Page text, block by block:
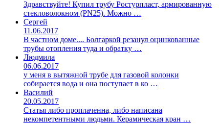
Здравствуйте! Купил трубу Ростурпласт, армированную
стекловолокном (PN25). Можно …
Сергей
11.06.2017
В частном доме.... Болгаркой резанул оцинкованные
трубы отопления туда и обратку …
Людмила
06.06.2017
у меня в вытяжной трубе для газовой колонки
собирается вода и она поступает в ко …
Василий
20.05.2017
Статья либо проплаченна, либо написана
некомпетентными людьми. Керамическая кран …